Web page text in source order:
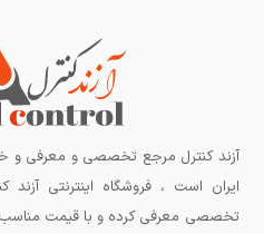
آزند کنترل مرجع تخصصی و معرفی و
ایران است ، فروشگاه اینترنتی
تخصصی معرفی کرده و با قیمت مناسب